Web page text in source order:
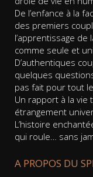
De l’enfance à la
des premiers
l’apprentissage de
comme seule et
D’authentiques
quelques
pas fait pour tout
Un rapport à la vie
étrangement
L’histoire
qui roule… sans
A PROPOS DU